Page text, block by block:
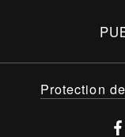
Protection